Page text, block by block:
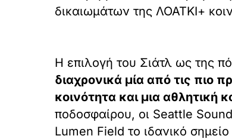
δικαιωμάτων της ΛΟΑΤΚΙ+
Η επιλογή του Σιάτλ ως της
διαχρονικά μία από τις πιο
κοινότητα και μια αθλητική
ποδοσφαίρου, οι Seattle
Lumen Field το ιδανικό